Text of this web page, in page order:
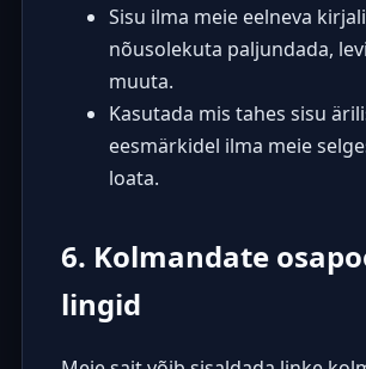
Sisu ilma meie eelneva
nõusolekuta paljundada,
muuta.
Kasutada mis tahes sisu
eesmärkidel ilma meie
loata.
6. Kolmandate
lingid